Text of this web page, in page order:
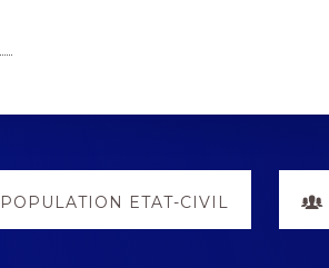
POPULATION ETAT-CIVIL